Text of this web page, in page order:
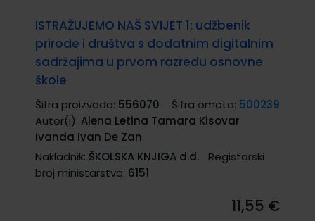
ISTRAŽUJEMO NAŠ SVIJET 1; udžbenik
prirode i društva s dodatnim digitalnim
sadržajima u prvom razredu osnovne
škole
Šifra proizvoda: 556070 Šifra omota: 500239
Autor(i): Alena Letina Tamara Kisovar
Ivanda Ivan De Zan
Nakladnik: ŠKOLSKA KNJIGA d.d.
Registarski
broj ministarstva: 6151
11,55 €